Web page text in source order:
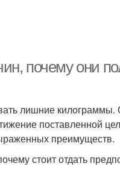
занятия
почему они
лишние килограммы.
поставленной
преимуществ.
стоит отдать